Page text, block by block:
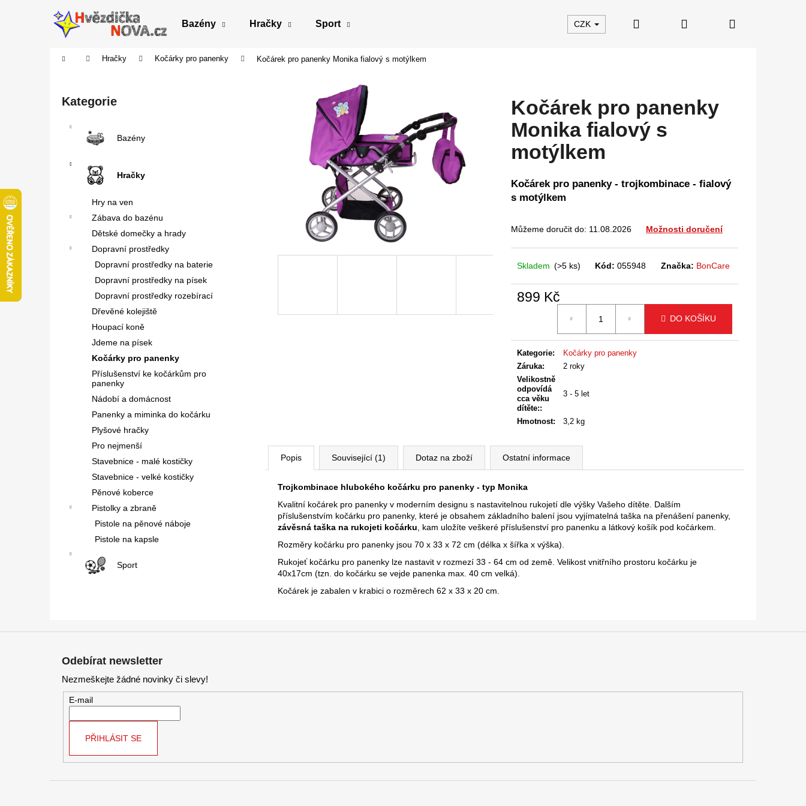
Bazény Hračky Sport CZK Hledat PřihlášeníNákupní
Domů Hračky Kočárky pro panenky Kočárek pro panenky Monika fialový s motýlkem
Přeskočit
kategorie
Kategorie
Bazény
Hračky
Hry na ven
Zábava do bazénu
Dětské domečky a hrady
Dopravní prostředky
Dopravní prostředky na baterie
Dopravní prostředky na písek
Dopravní prostředky rozebírací
Dřevěné kolejiště
Houpací koně
Jdeme na písek
Kočárky pro panenky
Příslušenství ke kočárkům pro
panenky
Nádobí a domácnost
Panenky a miminka do kočárku
Plyšové hračky
Pro nejmenší
Stavebnice - malé kostičky
Stavebnice - velké kostičky
Pěnové koberce
Pistolky a zbraně
Pistole na pěnové náboje
Pistole na kapsle
Sport
Kočárek pro panenky
Monika fialový s
motýlkem
Kočárek pro panenky - trojkombinace - fialový
s motýlkem
Můžeme doručit do: 11.08.2026 Možnosti doručení
Skladem (>5 ks) Kód: 055948 Značka: BonCare
899 Kč
DO KOŠÍKU
Kategorie:
Kočárky pro panenky
Záruka:
2 roky
Velikostně
odpovídá
cca věku
dítěte::
3 - 5 let
Hmotnost: 3,2 kg
Popis Související (1) Dotaz na zboží Ostatní informace
Trojkombinace hlubokého kočárku pro panenky - typ Monika
Kvalitní kočárek pro panenky v moderním designu s nastavitelnou rukojetí dle výšky Vašeho dítěte. Dalším
příslušenstvím kočárku pro panenky, které je obsahem základního balení jsou vyjímatelná taška na přenášení panenky,
závěsná taška na rukojeti kočárku , kam uložíte veškeré příslušenství pro panenku a látkový košík pod kočárkem.
Rozměry kočárku pro panenky jsou 70 x 33 x 72 cm (délka x šířka x výška).
Rukojeť kočárku pro panenky lze nastavit v rozmezí 33 - 64 cm od země. Velikost vnitřního prostoru kočárku je
40x17cm (tzn. do kočárku se vejde panenka max. 40 cm velká).
Kočárek je zabalen v krabici o rozměrech 62 x 33 x 20 cm.
Zpět
Zpět
Co potřebujete najít?
HLEDAT
Doporučujeme
Odebírat newsletter
Nezmeškejte žádné novinky či slevy!
E-mail
PŘIHLÁSIT SE